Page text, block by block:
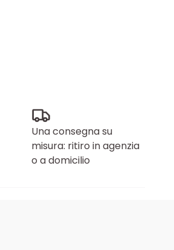
Una consegna su
misura: ritiro in agenzia
o a domicilio